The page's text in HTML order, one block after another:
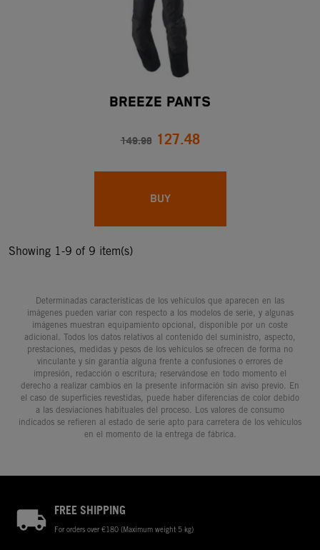
BREEZE PANTS
149.98 127.48
BUY
Showing 1-9 of 9 item(s)
Determinadas características de los vehículos que aparecen en las
imágenes pueden variar con respecto a los modelos de serie, y algunas
imágenes muestran equipamiento opcional, disponible por un coste
adicional. Todos los datos relativos al contenido del suministro, aspecto,
prestaciones, medidas y pesos de los vehículos se ofrecen de forma no
vinculante y sin garantía alguna frente a confusiones o errores de
impresión, redacción o escritura; reservándose en todo momento el
derecho a realizar cambios en la presente información sin aviso previo. En
el caso de superficies revestidas, puede haber diferencias de color debido
a las desviaciones habituales del proceso. Los valores de consumo
indicados se refieren al estado de serie apto para carretera de los vehículos
en el momento de la entrega de fábrica.
FREE SHIPPING
For orders over €180 (Maximum weight 5 kg)